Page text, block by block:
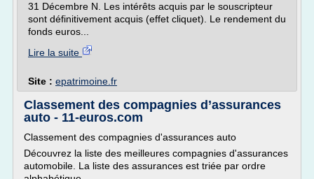
31 Décembre N. Les intérêts acquis par le souscripteur
sont définitivement acquis (effet cliquet). Le rendement du
fonds euros...
Lire la suite
Site : epatrimoine.fr
Classement des compagnies d’assurances
auto - 11-euros.com
Classement des compagnies d'assurances auto
Découvrez la liste des meilleures compagnies d'assurances
automobile. La liste des assurances est triée par ordre